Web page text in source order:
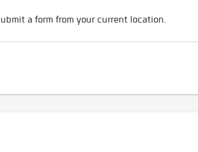
a form from your current location.